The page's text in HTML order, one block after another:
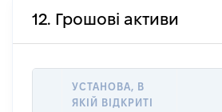
12. Грошові активи
УСТАНОВА, В
ЯКІЙ ВІДКРИТІ